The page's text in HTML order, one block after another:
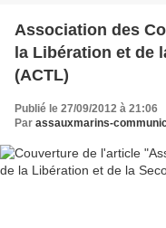
Association des
la Libération et de
(ACTL)
Publié le 27/09/2012 à 21:06
Par assauxmarins-